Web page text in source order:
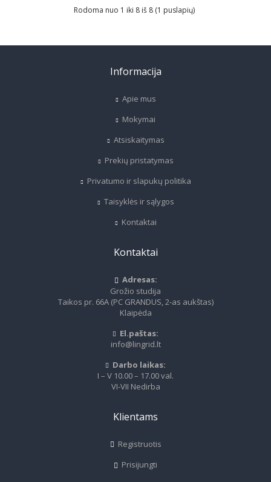
Rodoma nuo 1 iki 8 iš 8 (1 puslapių)
Informacija
Apie mus
Mokymai
Atsiskaitymas
Prekių pristatymas
Privatumo ir slapukų politika
Taisyklės ir sąlygos
Kontaktai
Kontaktai
Adresas:
Grožio studija
Taikos pr. 66A (PC GRANDUS, 2-as aukštas)
Klaipėda
El.paštas:
info@lingrid.lt
Darbo laikas:
I – V 10.00 – 17.00 val.
VI-VII Nedirba
Klientams
Registruotis
Prisijungti